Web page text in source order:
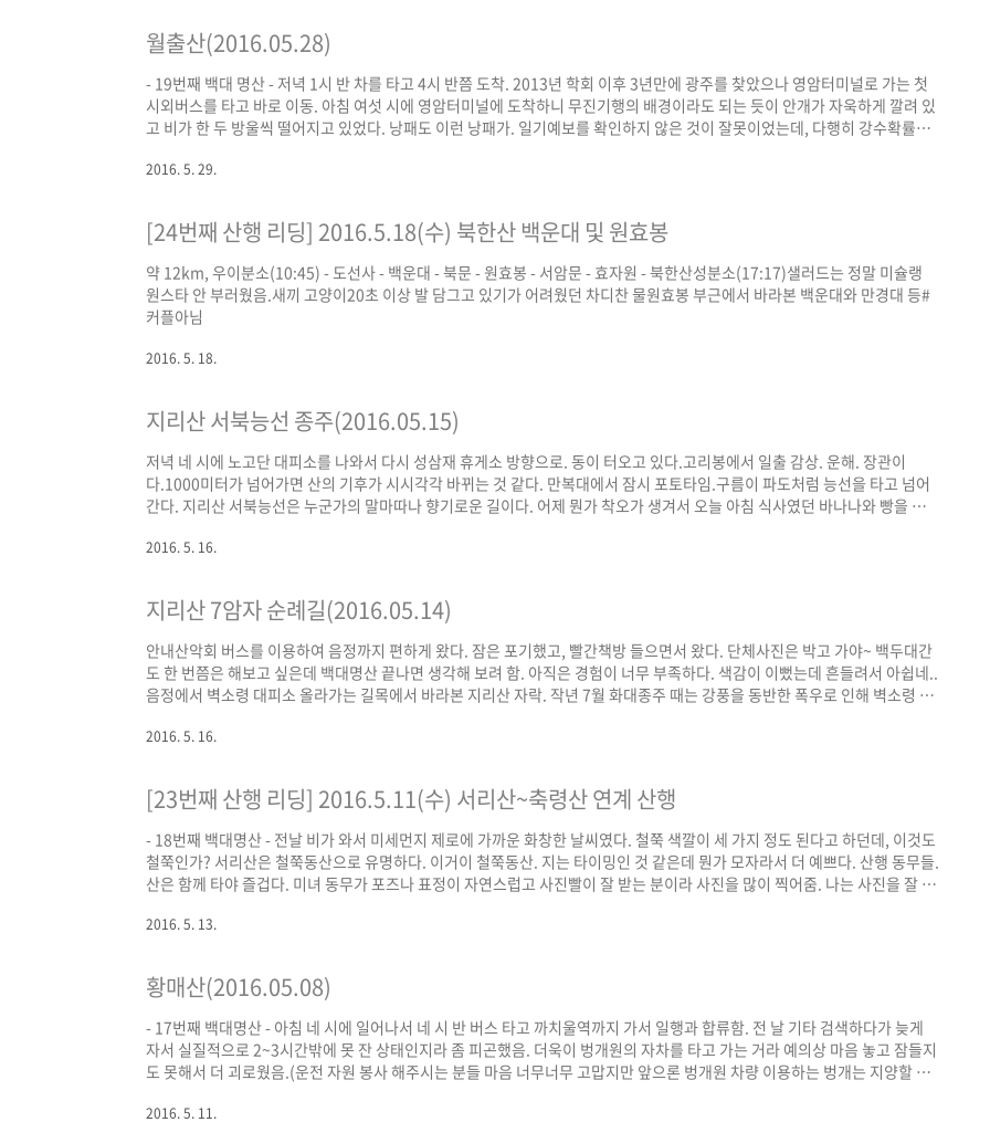
월출산(2016.05.28)
- 19번째 백대 명산 - 저녁 1시 반 차를 타고 4시 반쯤 도착. 2013년 학회 이후 3년만에 광주를 찾았으나 영암터미널로 가는 첫
시외버스를 타고 바로 이동. 아침 여섯 시에 영암터미널에 도착하니 무진기행의 배경이라도 되는 듯이 안개가 자욱하게 깔려 있
고 비가 한 두 방울씩 떨어지고 있었다. 낭패도 이런 낭패가. 일기예보를 확인하지 않은 것이 잘못이었는데, 다행히 강수확률
당에서 밥을 먹고 들머리 도착하니 대략 7시였음. M83 때 무리하게 놀아서 허리컨디션이 상당히 좋지 않았고, 장시간 차를 타고
2016. 5. 29.
[24번째 산행 리딩] 2016.5.18(수) 북한산 백운대 및 원효봉
약 12km, 우이분소(10:45) - 도선사 - 백운대 - 북문 - 원효봉 - 서암문 - 효자원 - 북한산성분소(17:17)샐러드는 정말 미슐랭
원스타 안 부러웠음.새끼 고양이20초 이상 발 담그고 있기가 어려웠던 차디찬 물원효봉 부근에서 바라본 백운대와 만경대 등#
커플아님
2016. 5. 18.
지리산 서북능선 종주(2016.05.15)
저녁 네 시에 노고단 대피소를 나와서 다시 성삼재 휴게소 방향으로. 동이 터오고 있다.고리봉에서 일출 감상. 운해. 장관이
다.1000미터가 넘어가면 산의 기후가 시시각각 바뀌는 것 같다. 만복대에서 잠시 포토타임.구름이 파도처럼 능선을 타고 넘어
간다. 지리산 서북능선은 누군가의 말마따나 향기로운 길이다. 어제 뭔가 착오가 생겨서 오늘 아침 식사였던 바나나와 빵을 사
다는 생각에 너무 기뻤다.햇반에 컵라면 흡입 후, 일행이 사준 아메리카노로 입가심. 행복했음. 하지만 일행 중 두 명이 종주를
2016. 5. 16.
지리산 7암자 순례길(2016.05.14)
안내산악회 버스를 이용하여 음정까지 편하게 왔다. 잠은 포기했고, 빨간책방 들으면서 왔다. 단체사진은 박고 가야~ 백두대간
도 한 번쯤은 해보고 싶은데 백대명산 끝나면 생각해 보려 함. 아직은 경험이 너무 부족하다. 색감이 이뻤는데 흔들려서 아쉽네..
음정에서 벽소령 대피소 올라가는 길목에서 바라본 지리산 자락. 작년 7월 화대종주 때는 강풍을 동반한 폭우로 인해 벽소령 대
음. 내가 리딩했던 산은 아무래도 공부를 조금은 하게 돼 지명이나 풍경을 더 잘 기억하게 되는데 다른 사람 벙개 따라가면 아무
2016. 5. 16.
[23번째 산행 리딩] 2016.5.11(수) 서리산~축령산 연계 산행
- 18번째 백대명산 - 전날 비가 와서 미세먼지 제로에 가까운 화창한 날씨였다. 철쭉 색깔이 세 가지 정도 된다고 하던데, 이것도
철쭉인가? 서리산은 철쭉동산으로 유명하다. 이거이 철쭉동산. 지는 타이밍인 것 같은데 뭔가 모자라서 더 예쁘다. 산행 동무들.
산은 함께 타야 즐겁다. 미녀 동무가 포즈나 표정이 자연스럽고 사진빨이 잘 받는 분이라 사진을 많이 찍어줌. 나는 사진을 잘 못
토그래퍼 브레송이 한 말인가 그럴 거임.) 초상권 보호 때문에 올리지 못하는 것이 못내 아쉽다. 남자 동무는 센스 있게 자기는
2016. 5. 13.
황매산(2016.05.08)
- 17번째 백대명산 - 아침 네 시에 일어나서 네 시 반 버스 타고 까치울역까지 가서 일행과 합류함. 전 날 기타 검색하다가 늦게
자서 실질적으로 2~3시간밖에 못 잔 상태인지라 좀 피곤했음. 더욱이 벙개원의 자차를 타고 가는 거라 예의상 마음 놓고 잠들지
도 못해서 더 괴로웠음.(운전 자원 봉사 해주시는 분들 마음 너무너무 고맙지만 앞으론 벙개원 차량 이용하는 벙개는 지양할 생
이 바글바글했음. 이에 500미터도 안 되는 정상까지 꽤 오랜 시간이 걸렸음. 정상 부근은 정말 인산인해라 정상석을 봐야겠단
2016. 5. 11.